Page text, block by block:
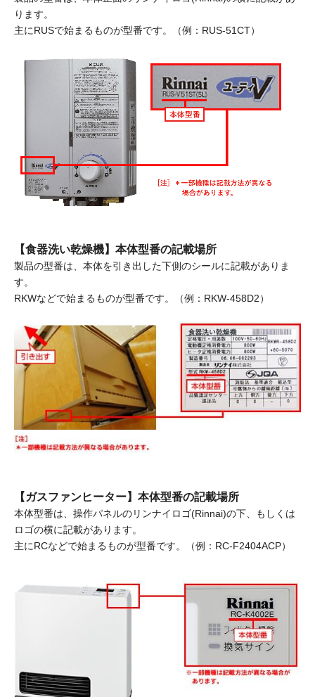
ります。
主にRUSで始まるものが型番です。（例：RUS-51CT）
【食器洗い乾燥機】本体型番の記載場所
製品の型番は、本体を引き出した下側のシールに記載がありま
す。
RKWなどで始まるものが型番です。（例：RKW-458D2）
【ガスファンヒーター】本体型番の記載場所
本体型番は、操作パネルのリンナイロゴ(Rinnai)の下、もしくは
ロゴの横に記載があります。
主にRCなどで始まるものが型番です。（例：RC-F2404ACP）